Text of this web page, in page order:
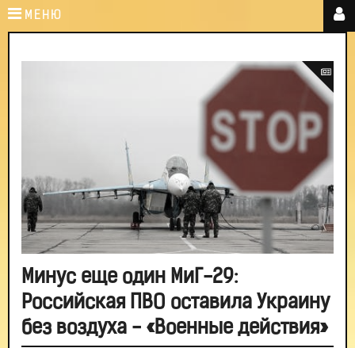
МЕНЮ
Минус еще один МиГ-29:
Российская ПВО оставила Украину
без воздуха - «Военные действия»